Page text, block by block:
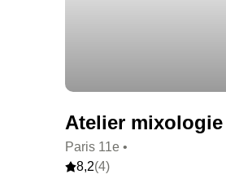
Atelier mixologie
Paris 11e •
8,2(4)